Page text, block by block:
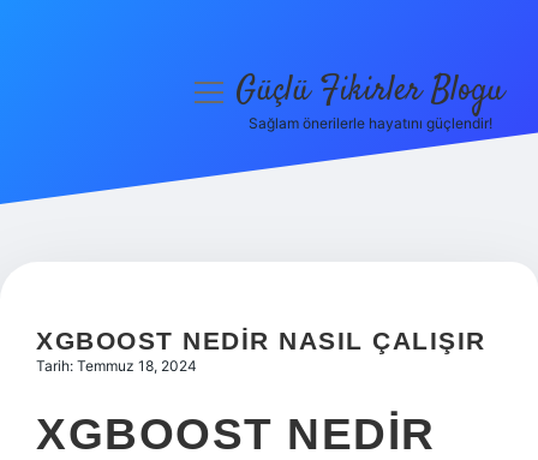
Hakkımızda
menüyüGüçlü Fikirler Blogu
Sağlam önerilerle hayatını güçlendir!
XGBOOST NEDIR NASIL ÇALIŞIR
Tarih: Temmuz 18, 2024
XGBOOST NEDIR